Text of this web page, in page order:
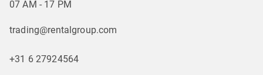
07 AM - 17 PM
trading@rentalgroup.com
+31 6 27924564